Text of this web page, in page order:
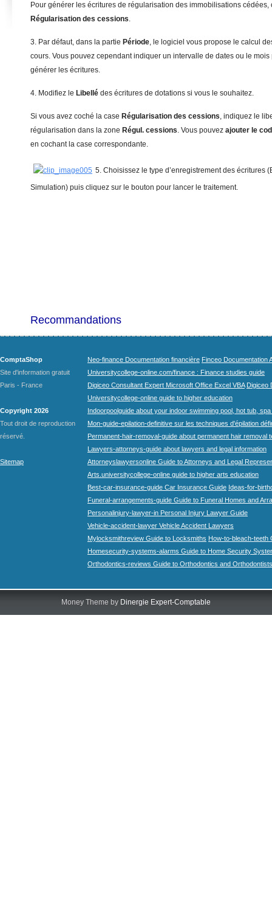
Pour générer les écritures de régularisation des immobilisations cédées,
Régularisation des cessions.
3. Par défaut, dans la partie Période, le logiciel vous propose le calcul
cours. Vous pouvez cependant indiquer un intervalle de dates ou le
générer les écritures.
4. Modifiez le Libellé des écritures de dotations si vous le souhaitez.
Si vous avez coché la case Régularisation des cessions, indiquez le
régularisation dans la zone Régul . cessions. Vous pouvez ajouter le
en cochant la case correspondante.
5. Choisissez le type d’enregistrement des écritures
Simulation) puis cliquez sur le bouton pour lancer le traitement.
Recommandations
ComptaShop
Site d'information gratuit
Paris - France
Copyright 2026
Tout droit de reproduction
réservé.
Sitemap
Neo-finance Documentation financière Finceo Documentation
Universitycollege-online.com/finance : Finance studies guide
Digiceo Consultant Expert Microsoft Office Excel VBA Digiceo
Universitycollege-online guide to higher education
Indoorpoolguide about your indoor swimming pool, hot tub,
Mon-guide-epilation-definitive sur les techniques d'épilation
Permanent-hair-removal-guide about permanent hair removal
Lawyers-attorneys-guide about lawyers and legal information
Attorneyslawyersonline Guide to Attorneys and Legal
Arts.universitycollege-online guide to higher arts education
Best-car-insurance-guide Car Insurance Guide Ideas-for-
Funeral-arrangements-guide Guide to Funeral Homes and
Personalinjury-lawyer-in Personal Injury Lawyer Guide
Vehicle-accident-lawyer Vehicle Accident Lawyers
Mylocksmithreview Guide to Locksmiths How-to-bleach-teeth
Homesecurity-systems-alarms Guide to Home Security
Orthodontics-reviews Guide to Orthodontics and Orthodontists
Money Theme by Dinergie Expert-Comptable